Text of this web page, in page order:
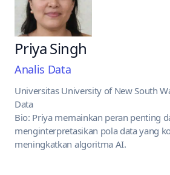
Priya Singh
Analis Data
Universitas University of New South
Data
Bio: Priya memainkan peran penting
menginterpretasikan pola data yang
meningkatkan algoritma AI.